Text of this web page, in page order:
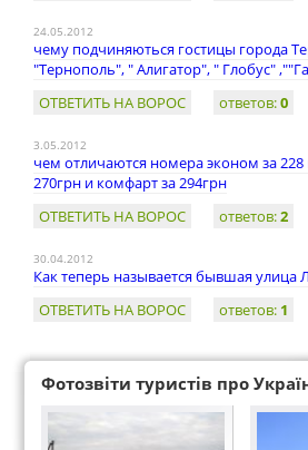
24.05.2012
чему подчиняються гостицы города
"Тернополь", " Алигатор", " Глобус"
ОТВЕТИТЬ НА ВОРОС
ответов:0
3.05.2012
чем отличаются номера эконом за 228
270грн и комфарт за 294грн
ОТВЕТИТЬ НА ВОРОС
ответов:2
30.04.2012
Как теперь называется бывшая улица
ОТВЕТИТЬ НА ВОРОС
ответов: 1
Фотозвіти туристів про